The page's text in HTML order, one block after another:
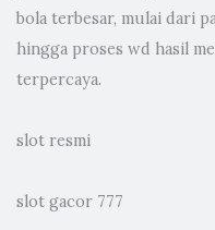
bola terbesar, mulai dari
hingga proses wd hasil
terpercaya.
slot resmi
slot gacor 777